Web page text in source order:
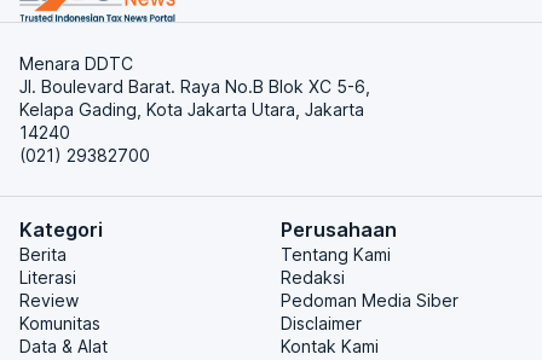
Menara DDTC
Jl. Boulevard Barat. Raya No.B Blok XC 5-6,
Kelapa Gading, Kota Jakarta Utara, Jakarta
14240
(021) 29382700
Kategori
Berita
Literasi
Review
Komunitas
Data & Alat
Perusahaan
Tentang Kami
Redaksi
Pedoman Media Siber
Disclaimer
Kontak Kami